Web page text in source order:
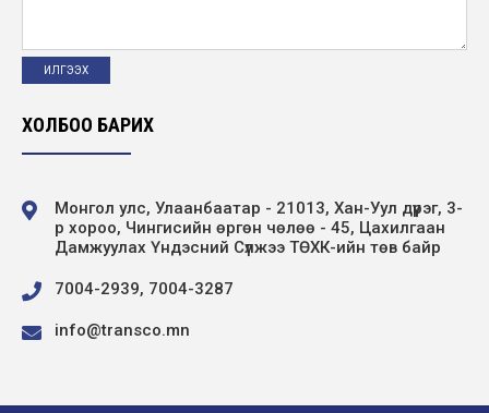
ХОЛБОО БАРИХ
Монгол улс, Улаанбаатар - 21013, Хан-Уул дүүрэг, 3-
р хороо, Чингисийн өргөн чөлөө - 45, Цахилгаан
Дамжуулах Үндэсний Сүлжээ ТӨХК-ийн төв байр
7004-2939, 7004-3287
info@transco.mn